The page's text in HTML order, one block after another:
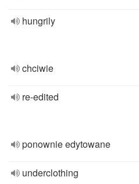
hungrily
chciwie
re-edited
ponownie edytowane
underclothing